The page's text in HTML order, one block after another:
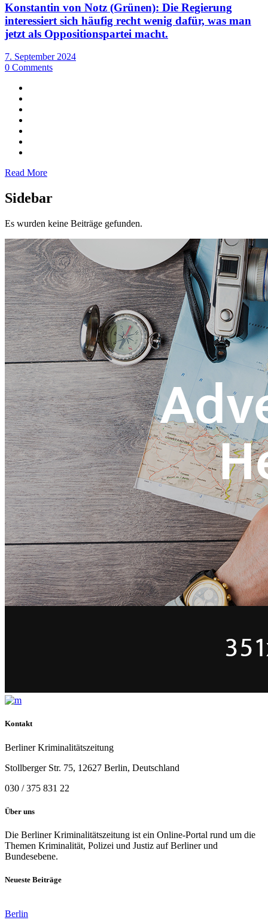
Konstantin von Notz (Grünen): Die Regierung
interessiert sich häufig recht wenig dafür, was man
jetzt als Oppositionspartei macht.
7. September 2024
0 Comments
Read More
Sidebar
Es wurden keine Beiträge gefunden.
Kontakt
Berliner Kriminalitätszeitung
Stollberger Str. 75, 12627 Berlin, Deutschland
030 / 375 831 22
Über uns
Die Berliner Kriminalitätszeitung ist ein Online-Portal rund um die
Themen Kriminalität, Polizei und Justiz auf Berliner und
Bundesebene.
Neueste Beiträge
Berlin